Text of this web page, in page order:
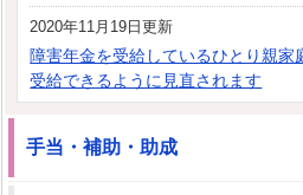
2020年11月19日更新
障害年金を受給しているひとり親家
受給できるように見直されます
手当・補助・助成